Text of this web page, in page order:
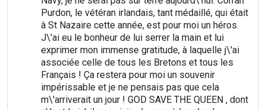
Purdon, le vétéran irlandais, tant médaillé, qui était
à St Nazaire cette année, est pour moi un héros.
J\'ai eu le bonheur de lui serrer la main et lui
exprimer mon immense gratitude, à laquelle j\'ai
associée celle de tous les Bretons et tous les
Français ! Ça restera pour moi un souvenir
impérissable et je ne pensais pas que cela
m\'arriverait un jour ! GOD SAVE THE QUEEN , dont